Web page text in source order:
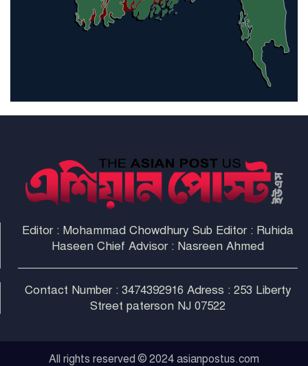
হরমুজ প্রণালী সুরক্ষায় মিত্ররা সাহায্য
না করলে ন্যাটোর ভবিষ্যৎ খারাপ
Editor : Mohammad Chowdhury Sub Editor : Ruhida
Haseen Chief Advisor : Nasreen Ahmed
Contact Number : 3474392916 Adress : 253 Liberty
Street paterson NJ 07522
All rights reserved © 2024 asianpostus.com